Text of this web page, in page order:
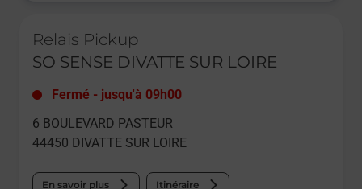
Relais Pickup
SO SENSE DIVATTE SUR LOIRE
Fermé - jusqu'à 09h00
6 BOULEVARD PASTEUR
44450 DIVATTE SUR LOIRE
En savoir plus Itinéraire